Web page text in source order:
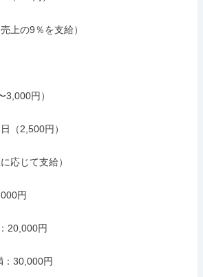
上の9％を支給）
3,000円）
（2,500円）
応じて支給）
円
20,000円
：30,000円